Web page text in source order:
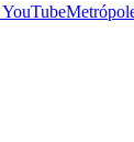
YouTube